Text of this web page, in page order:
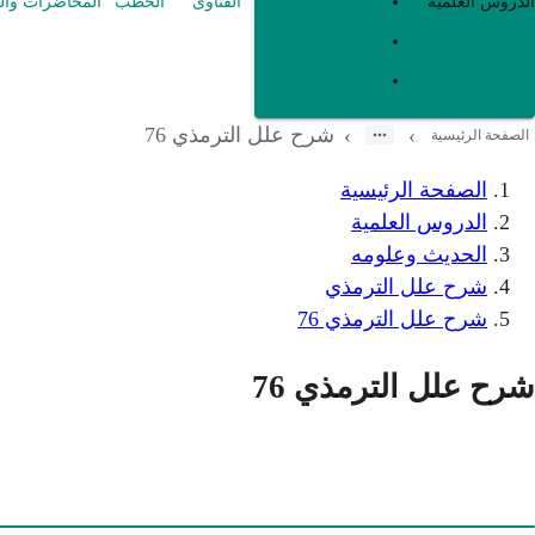
الصفحة الرئيسية ›
› شرح علل الترمذي 76
الصفحة الرئيسية
الدروس العلمية
الحديث وعلومه
شرح علل الترمذي
شرح علل الترمذي 76
شرح علل الترمذي 76